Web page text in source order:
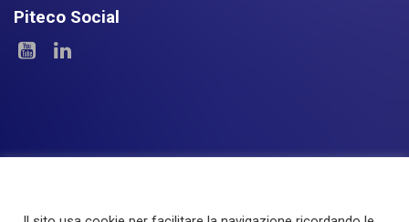
Piteco Social